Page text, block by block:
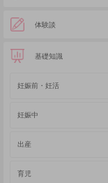
体験談
基礎知識
妊娠前・妊活
妊娠中
出産
育児